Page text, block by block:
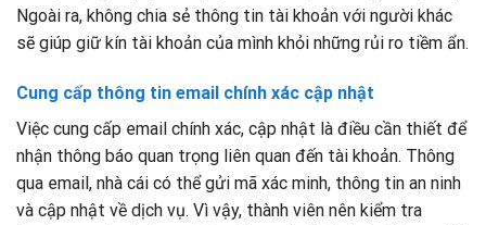
Ngoài ra, không chia sẻ thông tin tài khoản với người khác
sẽ giúp giữ kín tài khoản của mình khỏi những rủi ro tiềm ẩn.
Cung cấp thông tin email chính xác cập nhật
Việc cung cấp email chính xác, cập nhật là điều cần thiết để
nhận thông báo quan trọng liên quan đến tài khoản. Thông
qua email, nhà cái có thể gửi mã xác minh, thông tin an ninh
và cập nhật về dịch vụ. Vì vậy, thành viên nên kiểm tra